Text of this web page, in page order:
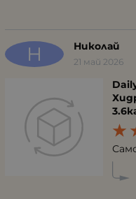
Н Николай
21 май 2026